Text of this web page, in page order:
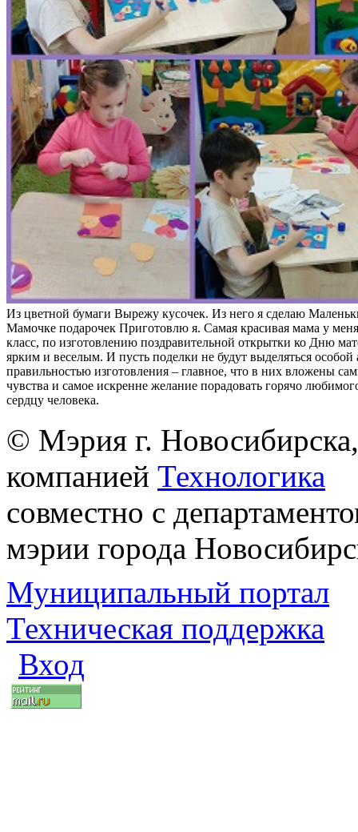
Из цветной бумаги Вырежу кусочек. Из него я сделаю
Мамочке подарочек Приготовлю я. Самая красивая мама у
класс, по изготовлению поздравительной открытки ко Дню
ярким и веселым. И пусть поделки не будут выделяться особой
правильностью изготовления – главное, что в них вложены
чувства и самое искренне желание порадовать горячо
сердцу человека.
© Мэрия г.
компанией Технологика
совместно с
мэрии города
Муниципальный портал
Техническая поддержка
Вход